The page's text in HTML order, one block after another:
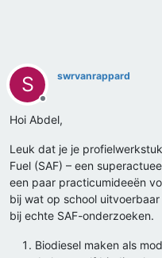
S
Offline
swrvanrappard
Hoi Abdel,
Leuk dat je je
Fuel (SAF) – een
een paar practicumideeën
bij wat op school
bij echte SAF-onderzoeken.
Biodiesel maken als